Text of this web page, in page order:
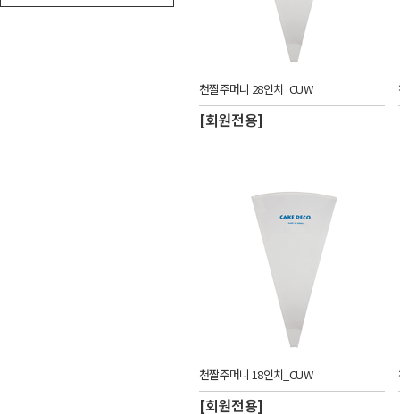
천짤주머니 28인치_CUW
[회원전용]
천짤주머니 18인치_CUW
[회원전용]